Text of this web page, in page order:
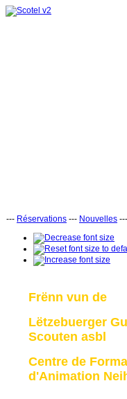
--- Réservations --- Nouvelles ---
Frënn vun de
Lëtzebuerger
Scouten asbl
Centre de
d'Animation